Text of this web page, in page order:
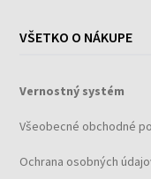
VŠETKO O NÁKUPE
Vernostný systém
Všeobecné obchodné
Ochrana osobných